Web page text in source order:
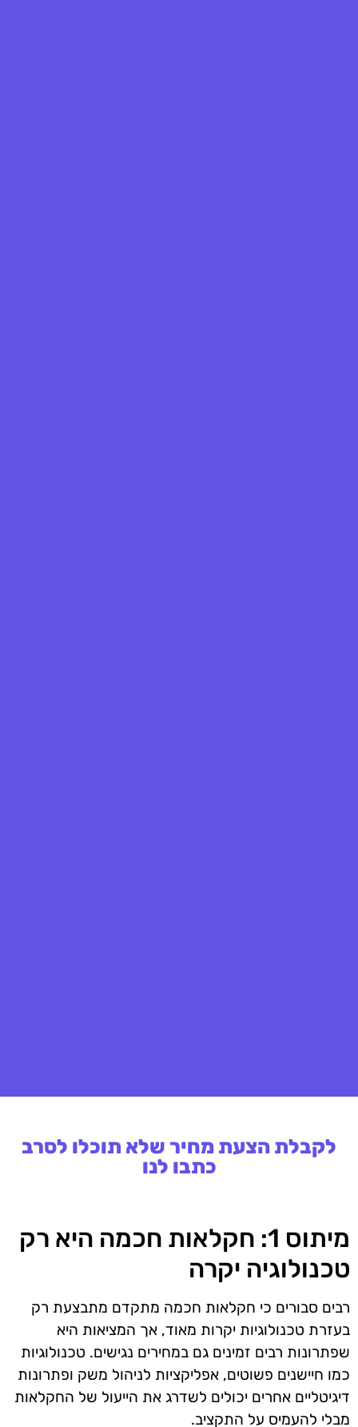
לקבלת הצעת מחיר שלא תוכלו לסרב
כתבו לנו
מיתוס 1: חקלאות חכמה היא רק
טכנולוגיה יקרה
רבים סבורים כי חקלאות חכמה מתקדם מתבצעת רק
בעזרת טכנולוגיות יקרות מאוד, אך המציאות היא
שפתרונות רבים זמינים גם במחירים נגישים. טכנולוגיות
כמו חיישנים פשוטים, אפליקציות לניהול משק ופתרונות
דיגיטליים אחרים יכולים לשדרג את הייעול של החקלאות
מבלי להעמיס על התקציב.